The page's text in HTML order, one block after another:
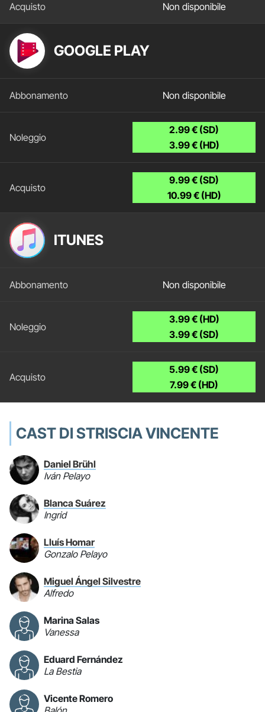
Non disponibile
GOOGLE PLAY
Non disponibile
2.99 € (SD)
3.99 € (HD)
9.99 € (SD)
10.99 € (HD)
ITUNES
Non disponibile
3.99 € (HD)
3.99 € (SD)
5.99 € (SD)
7.99 € (HD)
CAST DI STRISCIA VINCENTE
Daniel Brühl
Iván Pelayo
Blanca Suárez
Ingrid
Lluís Homar
Gonzalo Pelayo
Miguel Ángel Silvestre
Alfredo
Marina Salas
Vanessa
Eduard Fernández
La Bestia
Vicente Romero